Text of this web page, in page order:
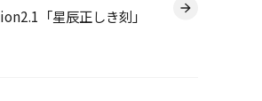
「星辰正しき刻」